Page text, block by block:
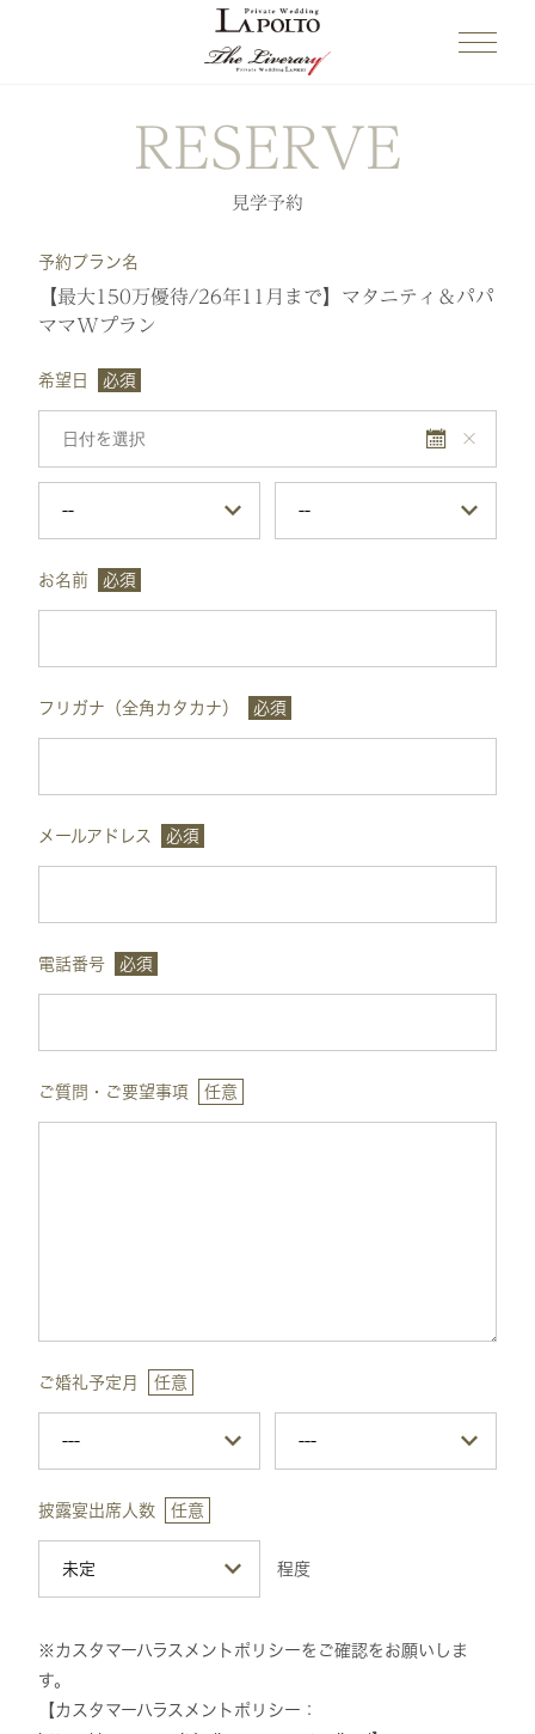
RESERVE
見学予約
予約プラン名
【最大150万優待/26年11月まで】マタニティ＆パパ
ママWプラン
希望日 必須
お名前 必須
フリガナ（全角カタカナ） 必須
メールアドレス 必須
電話番号 必須
ご質問・ご要望事項 任意
ご婚礼予定月 任意
披露宴出席人数 任意
程度
※カスタマーハラスメントポリシーをご確認をお願いしま
す。
【カスタマーハラスメントポリシー：